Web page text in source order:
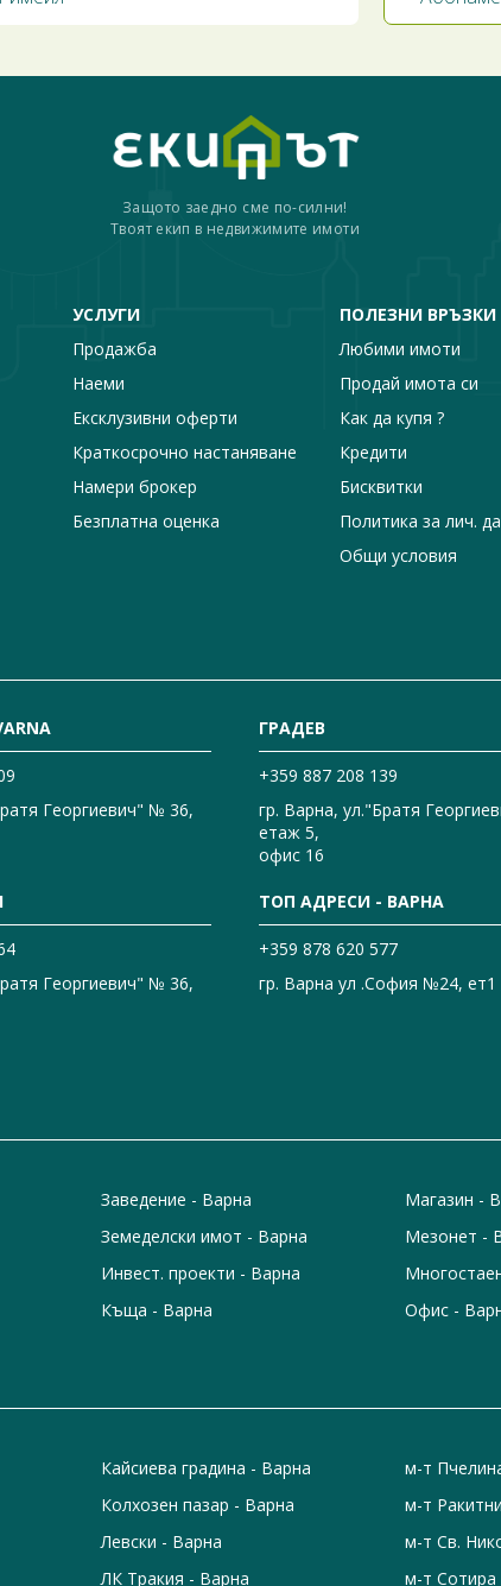
Защото заедно сме по-силни!
Твоят екип в недвижимите имоти
УСЛУГИ
Продажба
Наеми
Ексклузивни оферти
Краткосрочно настаняване
Намери брокер
Безплатна оценка
ПОЛЕЗНИ ВРЪЗКИ
Любими имоти
Продай имота си
Как да купя ?
Кредити
Бисквитки
Политика за лич.
Общи условия
Георгиевич" № 36,
ГРАДЕВ
+359 887 208 139
гр. Варна, ул."Братя
етаж 5,
офис 16
Георгиевич" № 36,
ТОП АДРЕСИ - ВАРНА
+359 878 620 577
гр. Варна ул .София №24, ет1
Заведение - Варна
Земеделски имот - Варна
Инвест. проекти - Варна
Къща - Варна
Магазин -
Мезонет -
Офис -
Кайсиева градина - Варна
Колхозен пазар - Варна
Левски - Варна
ЛК Тракия - Варна
м-т
м-т
м-т Св.
м-т Сотира